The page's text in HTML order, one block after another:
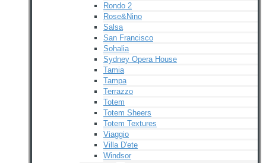
Rondo 2
Rose&Nino
Salsa
San Francisco
Sohalia
Sydney Opera House
Tamia
Tampa
Terrazzo
Totem
Totem Sheers
Totem Textures
Viaggio
Villa D'ete
Windsor